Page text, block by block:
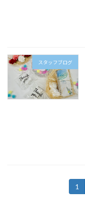
スタッフブログ
1